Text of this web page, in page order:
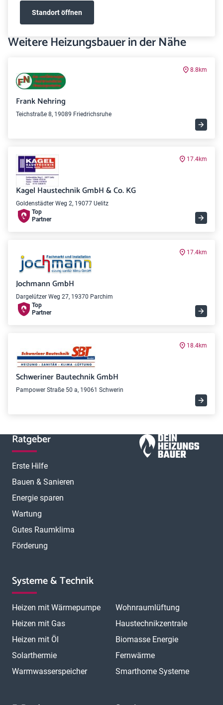
Standort öffnen
Weitere Heizungsbauer in der Nähe
8.8km
Frank Nehring
Teichstraße 8, 19089 Friedrichsruhe
17.4km
Kagel Haustechnik GmbH & Co. KG
Goldenstädter Weg 2, 19077 Uelitz
Top
Partner
17.4km
Jochmann GmbH
Dargelützer Weg 27, 19370 Parchim
Top
Partner
18.4km
Schweriner Bautechnik GmbH
Pampower Straße 50 a, 19061 Schwerin
Ratgeber
Erste Hilfe
Bauen & Sanieren
Energie sparen
Wartung
Gutes Raumklima
Förderung
Systeme & Technik
Heizen mit Wärmepumpe
Heizen mit Gas
Heizen mit Öl
Solarthermie
Warmwasserspeicher
Wohnraumlüftung
Haustechnikzentrale
Biomasse Energie
Fernwärme
Smarthome Systeme